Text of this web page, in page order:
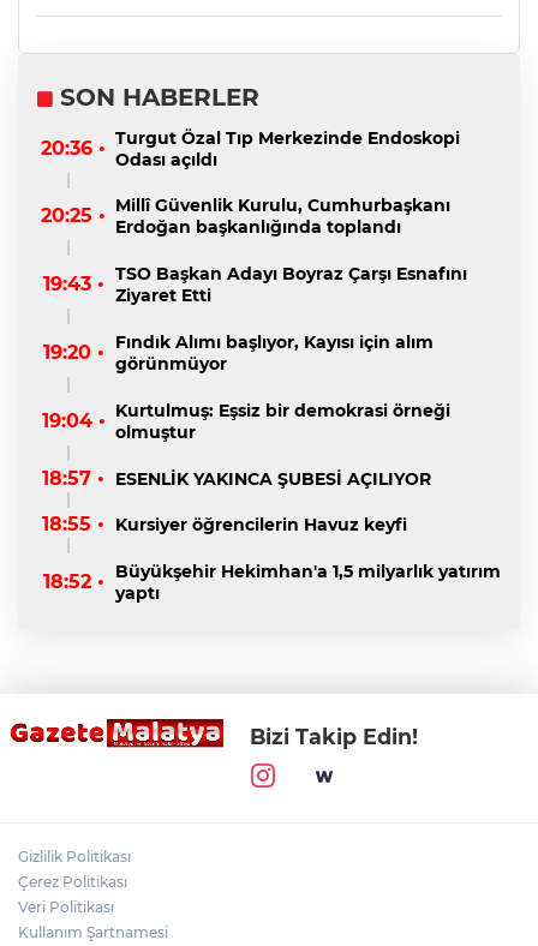
SON HABERLER
20:36 • Turgut Özal Tıp Merkezinde Endoskopi
Odası açıldı
20:25 • Millî Güvenlik Kurulu, Cumhurbaşkanı
Erdoğan başkanlığında toplandı
19:43 • TSO Başkan Adayı Boyraz Çarşı Esnafını
Ziyaret Etti
19:20 •
Fındık Alımı başlıyor, Kayısı için alım
görünmüyor
19:04 • Kurtulmuş: Eşsiz bir demokrasi örneği
olmuştur
18:57 • ESENLİK YAKINCA ŞUBESİ AÇILIYOR
18:55 • Kursiyer öğrencilerin Havuz keyfi
18:52 •
Büyükşehir Hekimhan'a 1,5 milyarlık yatırım
yaptı
Bizi Takip Edin!
Gizlilik Politikası
Çerez Politikası
Veri Politikası
Kullanım Şartnamesi